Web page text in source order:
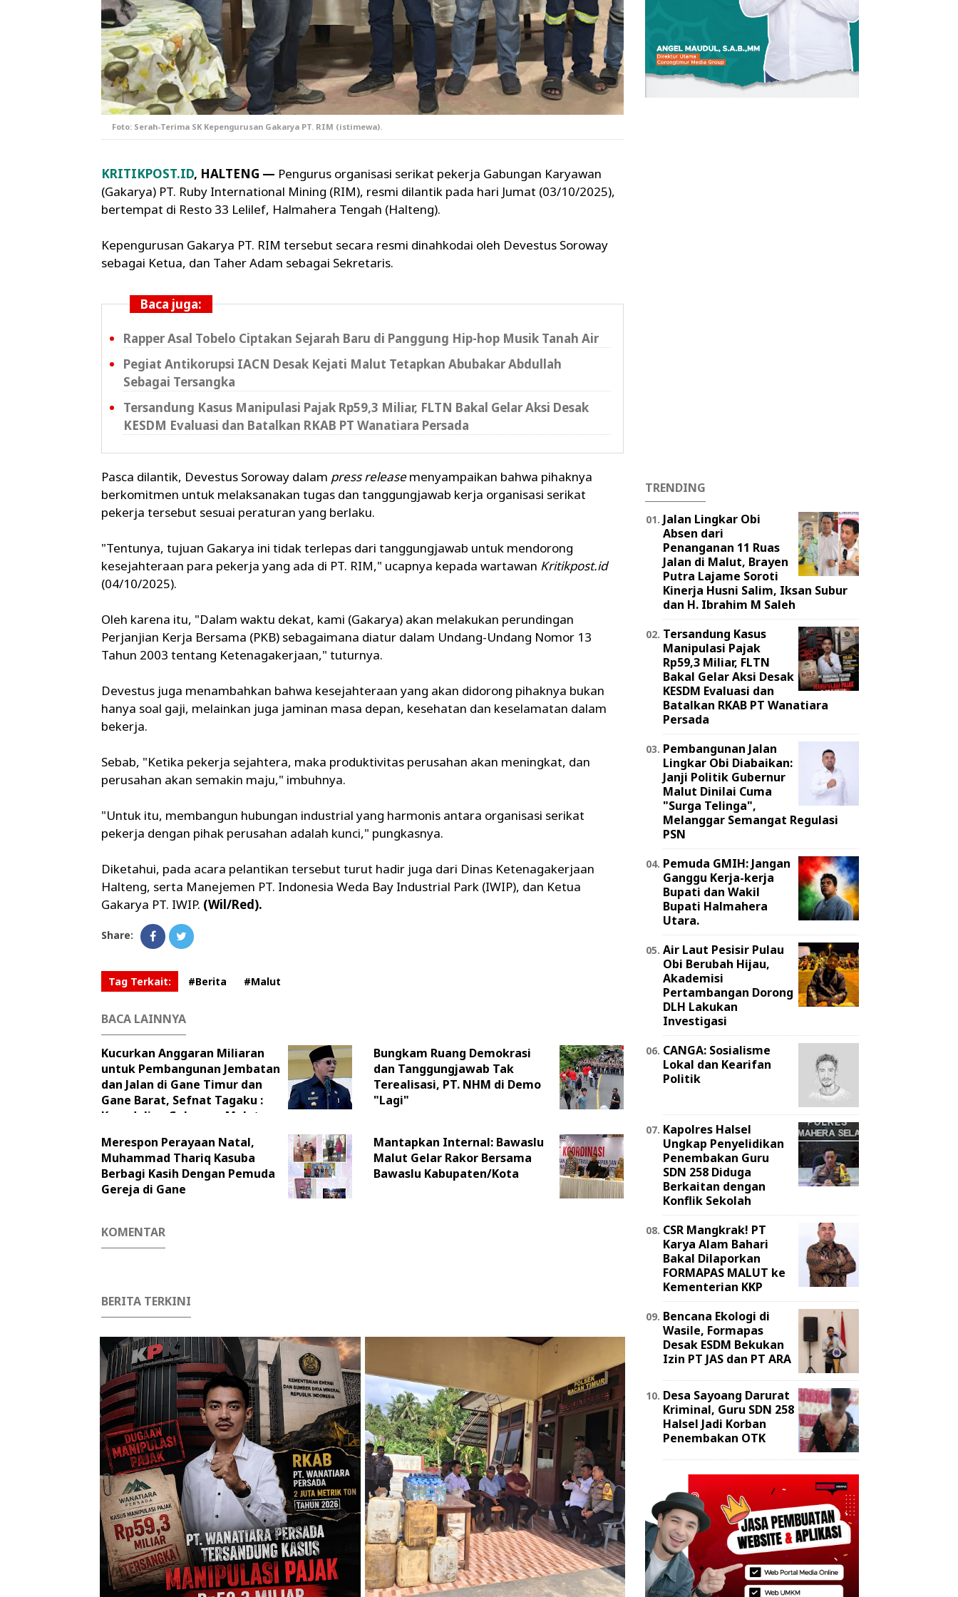
Foto: Serah-Terima SK Kepengurusan Gakarya PT. RIM (istimewa).
KRITIKPOST.ID, HALTENG — Pengurus organisasi serikat pekerja Gabungan Karyawan
(Gakarya) PT. Ruby International Mining (RIM), resmi dilantik pada hari Jumat (03/10/2025),
bertempat di Resto 33 Lelilef, Halmahera Tengah (Halteng).
Kepengurusan Gakarya PT. RIM tersebut secara resmi dinahkodai oleh Devestus Soroway
sebagai Ketua, dan Taher Adam sebagai Sekretaris.
Baca juga:
Rapper Asal Tobelo Ciptakan Sejarah Baru di Panggung Hip-hop Musik Tanah Air
Pegiat Antikorupsi IACN Desak Kejati Malut Tetapkan Abubakar Abdullah
Sebagai Tersangka
Tersandung Kasus Manipulasi Pajak Rp59,3 Miliar, FLTN Bakal Gelar Aksi Desak
KESDM Evaluasi dan Batalkan RKAB PT Wanatiara Persada ‎
Pasca dilantik, Devestus Soroway dalam press releasemenyampaikan bahwa pihaknya
berkomitmen untuk melaksanakan tugas dan tanggungjawab kerja organisasi serikat
pekerja tersebut sesuai peraturan yang berlaku.
"Tentunya, tujuan Gakarya ini tidak terlepas dari tanggungjawab untuk mendorong
kesejahteraan para pekerja yang ada di PT. RIM," ucapnya kepada wartawan Kritikpost.id
(04/10/2025).
Oleh karena itu, "Dalam waktu dekat, kami (Gakarya) akan melakukan perundingan
Perjanjian Kerja Bersama (PKB) sebagaimana diatur dalam Undang-Undang Nomor 13
Tahun 2003 tentang Ketenagakerjaan," tuturnya.
Devestus juga menambahkan bahwa kesejahteraan yang akan didorong pihaknya bukan
hanya soal gaji, melainkan juga jaminan masa depan, kesehatan dan keselamatan dalam
bekerja.
Sebab, "Ketika pekerja sejahtera, maka produktivitas perusahan akan meningkat, dan
perusahan akan semakin maju," imbuhnya.
"Untuk itu, membangun hubungan industrial yang harmonis antara organisasi serikat
pekerja dengan pihak perusahan adalah kunci," pungkasnya.
Diketahui, pada acara pelantikan tersebut turut hadir juga dari Dinas Ketenagakerjaan
Halteng, serta Manejemen PT. Indonesia Weda Bay Industrial Park (IWIP), dan Ketua
Gakarya PT. IWIP. (Wil/Red).
Share:
Tag Terkait: #Berita #Malut
BACA LAINNYA
Kucurkan Anggaran Miliaran
untuk Pembangunan Jembatan
dan Jalan di Gane Timur dan
Gane Barat, Sefnat Tagaku :
Kepedulian Gubernur Malut
Bungkam Ruang Demokrasi
dan Tanggungjawab Tak
Terealisasi, PT. NHM di Demo
"Lagi"
Merespon Perayaan Natal,
Muhammad Thariq Kasuba
Berbagi Kasih Dengan Pemuda
Gereja di Gane
Mantapkan Internal: Bawaslu
Malut Gelar Rakor Bersama
Bawaslu Kabupaten/Kota
KOMENTAR
BERITA TERKINI
TRENDING
Jalan Lingkar Obi
Absen dari
Penanganan 11 Ruas
Jalan di Malut, Brayen
Putra Lajame Soroti
Kinerja Husni Salim, Iksan Subur
dan H. Ibrahim M Saleh
Tersandung Kasus
Manipulasi Pajak
Rp59,3 Miliar, FLTN
Bakal Gelar Aksi Desak
KESDM Evaluasi dan
Batalkan RKAB PT Wanatiara
Persada ‎
Pembangunan Jalan
Lingkar Obi Diabaikan:
Janji Politik Gubernur
Malut Dinilai Cuma
"Surga Telinga",
Melanggar Semangat Regulasi
PSN ‎
Pemuda GMIH: Jangan
Ganggu Kerja-kerja
Bupati dan Wakil
Bupati Halmahera
Utara.
Air Laut Pesisir Pulau
Obi Berubah Hijau,
Akademisi
Pertambangan Dorong
DLH Lakukan
Investigasi
CANGA: Sosialisme
Lokal dan Kearifan
Politik
Kapolres Halsel
Ungkap Penyelidikan
Penembakan Guru
SDN 258 Diduga
Berkaitan dengan
Konflik Sekolah
‎CSR Mangkrak! PT
Karya Alam Bahari
Bakal Dilaporkan
FORMAPAS MALUT ke
Kementerian KKP
Bencana Ekologi di
Wasile, Formapas
Desak ESDM Bekukan
Izin PT JAS dan PT ARA
Desa Sayoang Darurat
Kriminal, Guru SDN 258
Halsel Jadi Korban
Penembakan OTK